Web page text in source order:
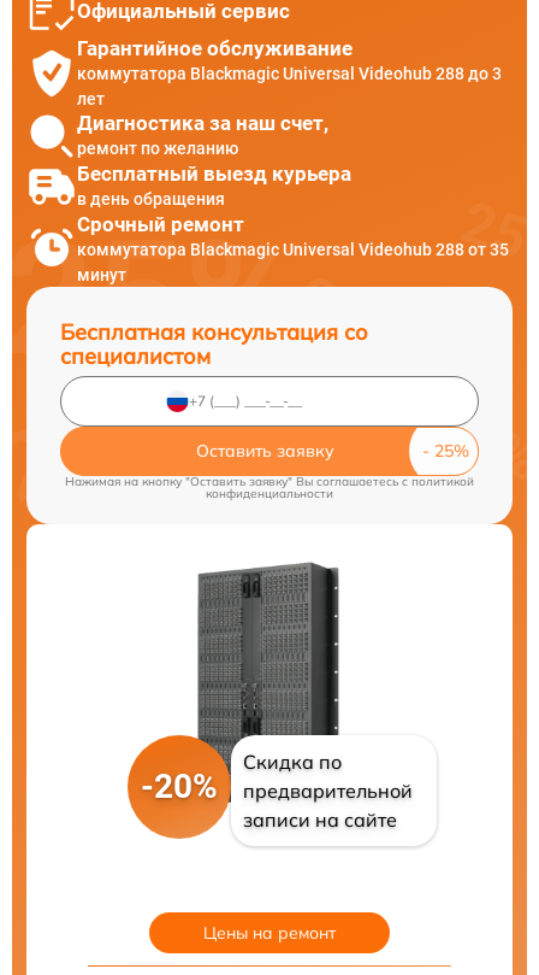
Официальный сервис
Гарантийное обслуживание
коммутатора Blackmagic Universal Videohub 288 до 3
лет
Диагностика за наш счет,
ремонт по желанию
Бесплатный выезд курьера
в день обращения
Срочный ремонт
коммутатора Blackmagic Universal Videohub 288 от 35
минут
Бесплатная консультация со
специалистом
Оставить заявку
Нажимая на кнопку "Оставить заявку" Вы соглашаетесь cполитикой
конфиденциальности
-20%
Скидка по
предварительной
записи на сайте
Цены на ремонт